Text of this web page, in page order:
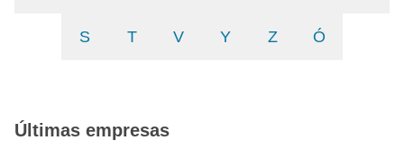
S T V Y Z Ó
Últimas empresas